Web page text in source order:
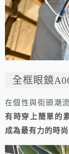
全框眼鏡
在個性與街頭潮
有時穿上簡單的
成為最有力的時尚